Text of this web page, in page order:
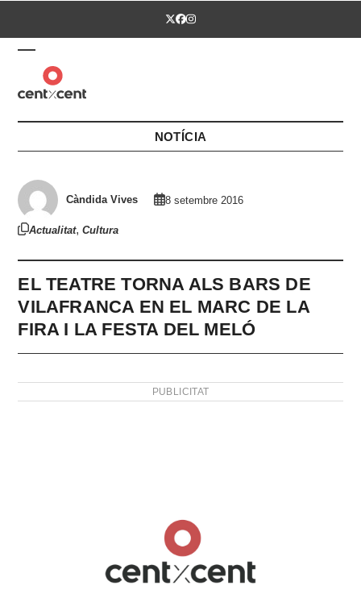
Twitter
Facebook
Instagram
Open
mobile
menu
Close
mobile
menu
NOTÍCIA
Càndida Vives 8 setembre 2016
Actualitat,Cultura
EL TEATRE TORNA ALS BARS DE
VILAFRANCA EN EL MARC DE LA
FIRA I LA FESTA DEL MELÓ
PUBLICITAT